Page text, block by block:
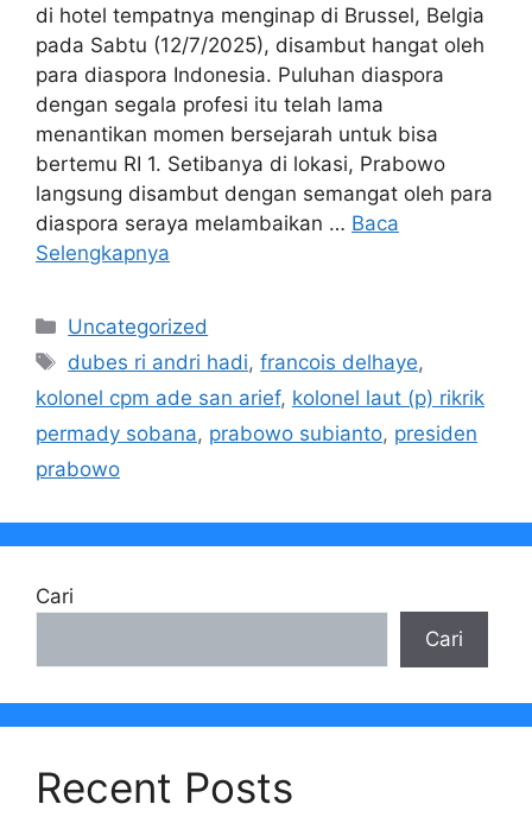
di hotel tempatnya menginap di Brussel, Belgia
pada Sabtu (12/7/2025), disambut hangat oleh
para diaspora Indonesia. Puluhan diaspora
dengan segala profesi itu telah lama
menantikan momen bersejarah untuk bisa
bertemu RI 1. Setibanya di lokasi, Prabowo
langsung disambut dengan semangat oleh para
diaspora seraya melambaikan … Baca
Selengkapnya
Kategori
Uncategorized
Tag
dubes ri andri hadi,francois delhaye,
kolonel cpm ade san arief, kolonel laut (p) rikrik
permady sobana, prabowo subianto, presiden
prabowo
Cari
Cari
Recent Posts